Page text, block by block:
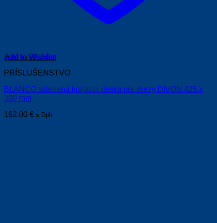
Add to Wishlist
PRÍSLUŠENSTVO
BLANCO sklenená krájacia doska pre drezy DIVON 425 x
300 mm
162.00 € s Dph